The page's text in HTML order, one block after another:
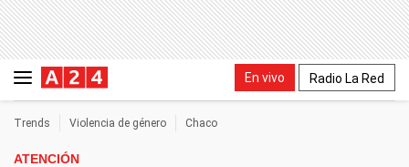
En vivo Radio La Red
Trends Violencia de género Chaco
ATENCIÓN